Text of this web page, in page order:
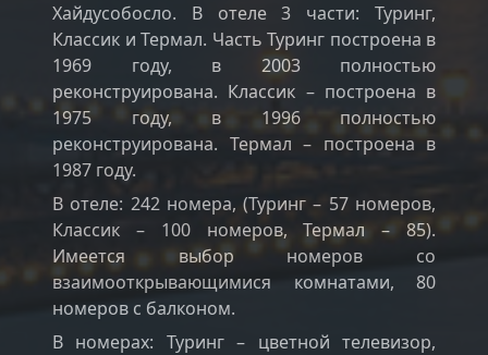
Хайдусобосло. В отеле 3 части: Туринг,
Классик и Термал. Часть Туринг построена в
1969 году, в 2003 полностью
реконструирована. Классик – построена в
1975 году, в 1996 полностью
реконструирована. Термал – построена в
1987 году.
В отеле: 242 номера, (Туринг – 57 номеров,
Классик – 100 номеров, Термал – 85).
Имеется выбор номеров со
взаимооткрывающимися комнатами, 80
номеров с балконом.
В номерах: Туринг – цветной телевизор,